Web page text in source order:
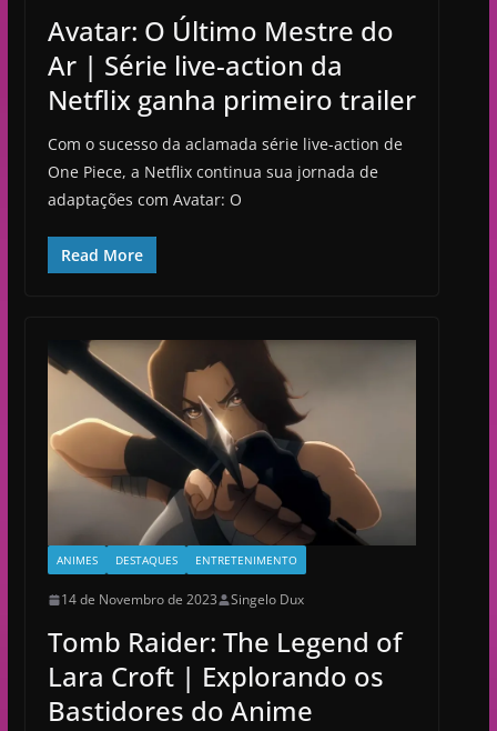
Avatar: O Último Mestre do
Ar | Série live-action da
Netflix ganha primeiro trailer
Com o sucesso da aclamada série live-action de
One Piece, a Netflix continua sua jornada de
adaptações com Avatar: O
Read More
ANIMES DESTAQUES ENTRETENIMENTO
14 de Novembro de 2023 Singelo Dux
Tomb Raider: The Legend of
Lara Croft | Explorando os
Bastidores do Anime